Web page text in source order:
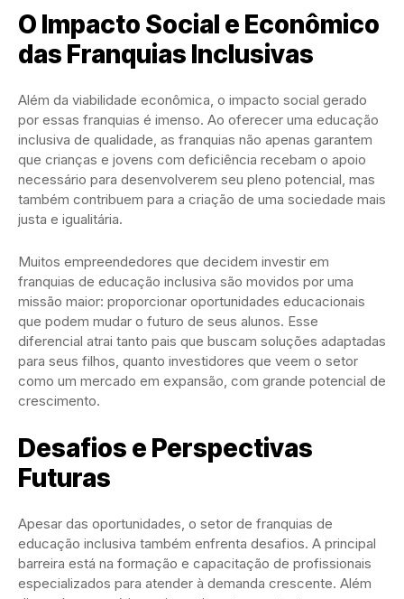
O Impacto Social e Econômico
das Franquias Inclusivas
Além da viabilidade econômica, o impacto social gerado
por essas franquias é imenso. Ao oferecer uma educação
inclusiva de qualidade, as franquias não apenas garantem
que crianças e jovens com deficiência recebam o apoio
necessário para desenvolverem seu pleno potencial, mas
também contribuem para a criação de uma sociedade mais
justa e igualitária.
Muitos empreendedores que decidem investir em
franquias de educação inclusiva são movidos por uma
missão maior: proporcionar oportunidades educacionais
que podem mudar o futuro de seus alunos. Esse
diferencial atrai tanto pais que buscam soluções adaptadas
para seus filhos, quanto investidores que veem o setor
como um mercado em expansão, com grande potencial de
crescimento.
Desafios e Perspectivas
Futuras
Apesar das oportunidades, o setor de franquias de
educação inclusiva também enfrenta desafios. A principal
barreira está na formação e capacitação de profissionais
especializados para atender à demanda crescente. Além